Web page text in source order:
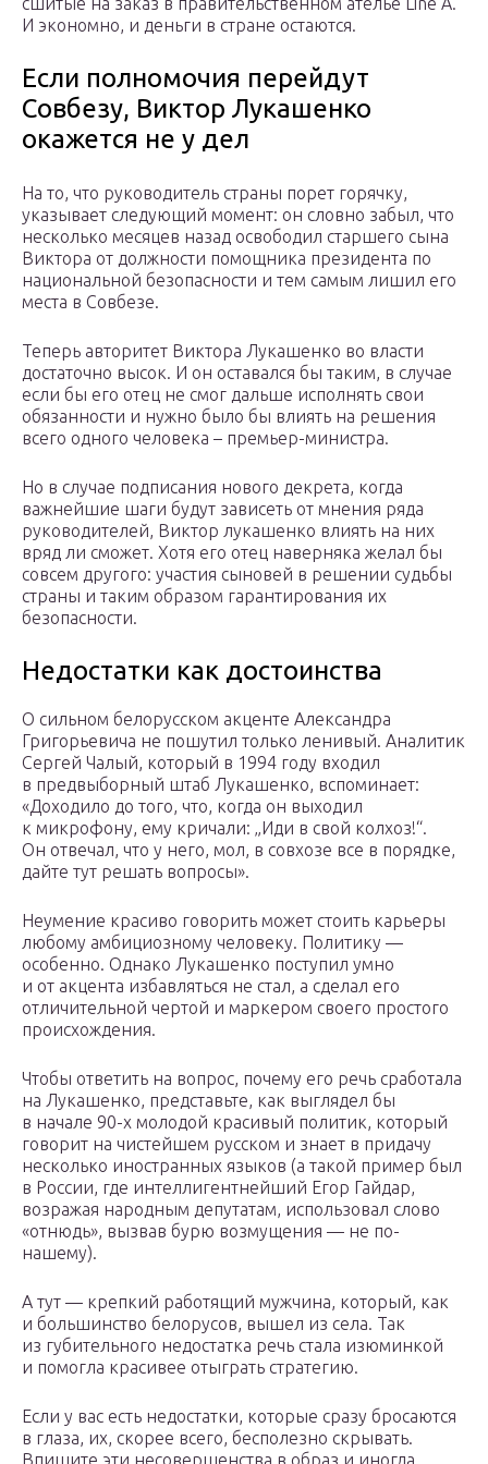
И экономно, и деньги в стране остаются.
Если полномочия перейдут
Совбезу, Виктор Лукашенко
окажется не у дел
На то, что руководитель страны порет горячку,
указывает следующий момент: он словно забыл, что
несколько месяцев назад освободил старшего сына
Виктора от должности помощника президента по
национальной безопасности и тем самым лишил его
места в Совбезе.
Теперь авторитет Виктора Лукашенко во власти
достаточно высок. И он оставался бы таким, в случае
если бы его отец не смог дальше исполнять свои
обязанности и нужно было бы влиять на решения
всего одного человека – премьер-министра.
Но в случае подписания нового декрета, когда
важнейшие шаги будут зависеть от мнения ряда
руководителей, Виктор лукашенко влиять на них
вряд ли сможет. Хотя его отец наверняка желал бы
совсем другого: участия сыновей в решении судьбы
страны и таким образом гарантирования их
безопасности.
Недостатки как достоинства
О сильном белорусском акценте Александра
Григорьевича не пошутил только ленивый. Аналитик
Сергей Чалый, который в 1994 году входил
в предвыборный штаб Лукашенко, вспоминает:
«Доходило до того, что, когда он выходил
к микрофону, ему кричали: „Иди в свой колхоз!“.
Он отвечал, что у него, мол, в совхозе все в порядке,
дайте тут решать вопросы».
Неумение красиво говорить может стоить карьеры
любому амбициозному человеку. Политику —
особенно. Однако Лукашенко поступил умно
и от акцента избавляться не стал, а сделал его
отличительной чертой и маркером своего простого
происхождения.
Чтобы ответить на вопрос, почему его речь сработала
на Лукашенко, представьте, как выглядел бы
в начале 90-х молодой красивый политик, который
говорит на чистейшем русском и знает в придачу
несколько иностранных языков (а такой пример был
в России, где интеллигентнейший Егор Гайдар,
возражая народным депутатам, использовал слово
«отнюдь», вызвав бурю возмущения — не по-
нашему).
А тут — крепкий работящий мужчина, который, как
и большинство белорусов, вышел из села. Так
из губительного недостатка речь стала изюминкой
и помогла красивее отыграть стратегию.
Если у вас есть недостатки, которые сразу бросаются
в глаза, их, скорее всего, бесполезно скрывать.
Впишите эти несовершенства в образ и иногда